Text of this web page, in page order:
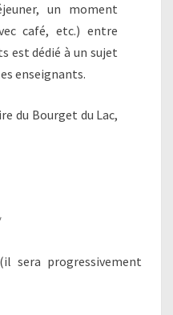
un moment
café, etc.) entre
est dédié à un sujet
enseignants.
du Bourget du Lac,
(il sera progressivement